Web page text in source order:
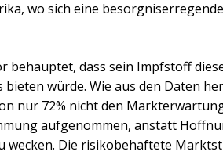
wo sich eine
behauptet, dass sein Impfstoff
bieten würde. Wie aus den Daten
nur 72% nicht den
aufgenommen, anstatt
wecken. Die risikobehaftete